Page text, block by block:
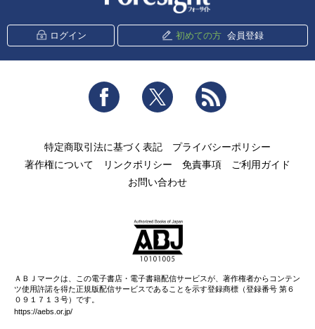
ログイン 初めての方 会員登録
Facebook Twitter
特定商取引法に基づく表記
プライバシーポリシー
著作権について
リンクポリシー 免責事項
ご利用ガイド
お問い合わせ
ＡＢＪマークは、この電子書店・電子書籍配信サービスが、著作権者からコンテン
ツ使用許諾を得た正規版配信サービスであることを示す登録商標（登録番号 第６
０９１７１３号）です。
https://aebs.or.jp/